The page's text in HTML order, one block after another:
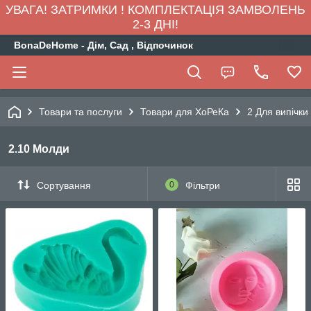
УВАГА! ЗАТРИМКИ ! КОМПЛЕКТАЦІЯ ЗАМВОЛЕНЬ
2-3 ДНІ!
BonaDeHome - Дім, Сад , Відпочинок
Товари та послуги Товари для ХоРеКа 2 Для випічки
2.10 Молди
Сортування 0 Фільтри